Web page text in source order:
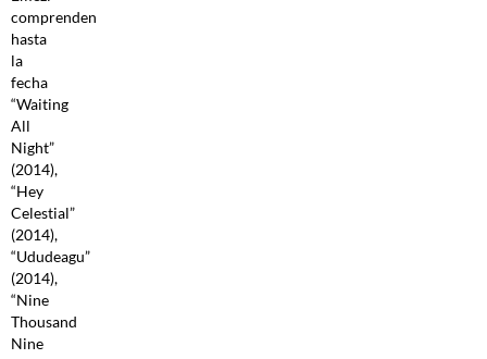
comprenden
hasta
la
fecha
“Waiting
All
Night”
(2014),
“Hey
Celestial”
(2014),
“Ududeagu”
(2014),
“Nine
Thousand
Nine